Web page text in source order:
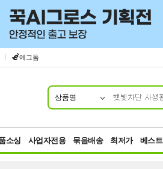
| 에그돔
상품명
소싱 사업자전용 묶음배송 최저가 베스트